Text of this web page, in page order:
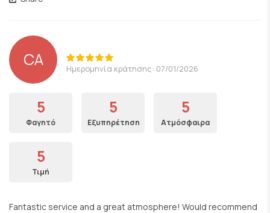
CA Ημερομηνία κράτησης: 07/01/2026
5
Φαγητό
5
Εξυπηρέτηση
5
Ατμόσφαιρα
5
Τιμή
Fantastic service and a great atmosphere! Would recommend